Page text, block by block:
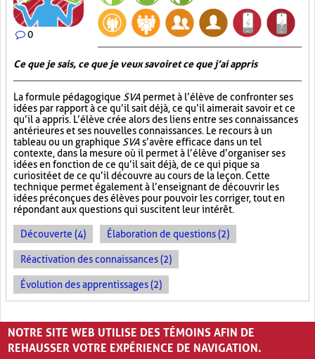
0
Ce que je sais, ce que je veux savoir et ce que j’ai appris
La formule pédagogique SVA permet à l’élève de confronter ses
idées par rapport à ce qu’il sait déjà, ce qu’il aimerait savoir et ce
qu’il a appris. L’élève crée alors des liens entre ses connaissances
antérieures et ses nouvelles connaissances. Le recours à un
tableau ou un graphique SVA s’avère efficace dans un tel
contexte, dans la mesure où il permet à l’élève d’organiser ses
idées en fonction de ce qu’il sait déjà, de ce qui pique sa
curiosité et de ce qu’il découvre au cours de la leçon. Cette
technique permet également à l’enseignant de découvrir les
idées préconçues des élèves pour pouvoir les corriger, tout en
répondant aux questions qui suscitent leur intérêt.
Découverte (4) Élaboration de questions (2)
Réactivation des connaissances (2)
Évolution des apprentissages (2)
PAGES
1 2 › »
NOTRE SITE WEB UTILISE DES TÉMOINS AFIN DE
REHAUSSER VOTRE EXPÉRIENCE DE NAVIGATION.